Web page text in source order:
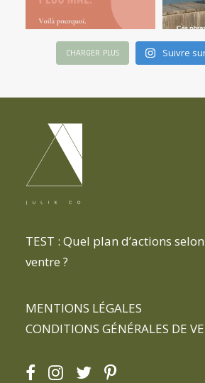
CHARGER PLUS Suivre
TEST : Quel plan d’actions
ventre ?
MENTIONS LÉGALES
CONDITIONS GÉNÉRALES DE